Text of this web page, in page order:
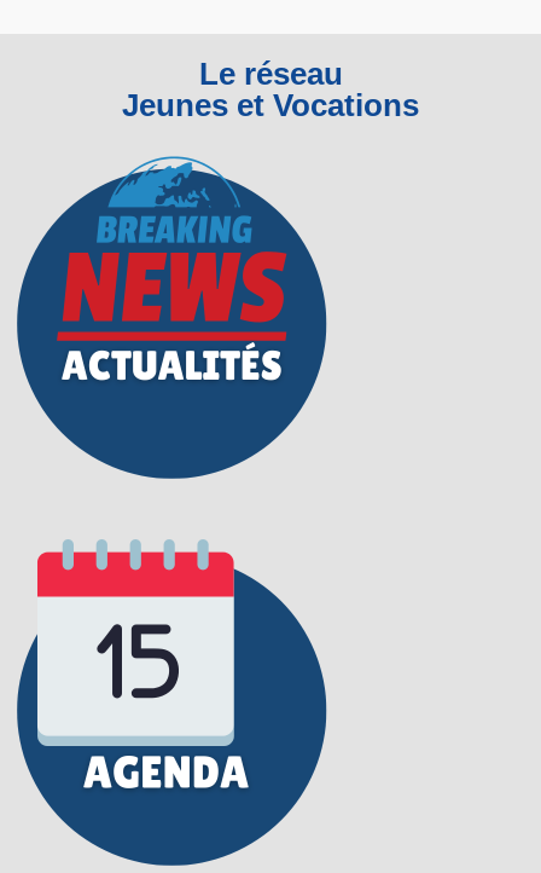
Le réseau
Jeunes et Vocations